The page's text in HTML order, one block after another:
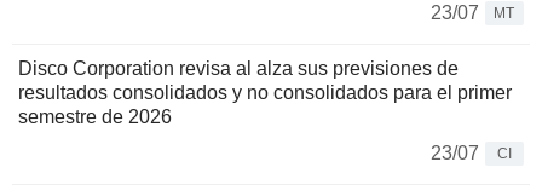
23/07
MT
Disco Corporation revisa al alza sus previsiones de
resultados consolidados y no consolidados para el primer
semestre de 2026
23/07
CI